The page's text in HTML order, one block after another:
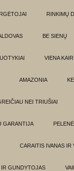
RINKIMŲ
BE SIENŲ
VIENA
AMAZONIA
NEI TRIUŠIAI
GARANTIJA PELENĖ
CARAITIS IVANAS IR
IR GUNDYTOJAS